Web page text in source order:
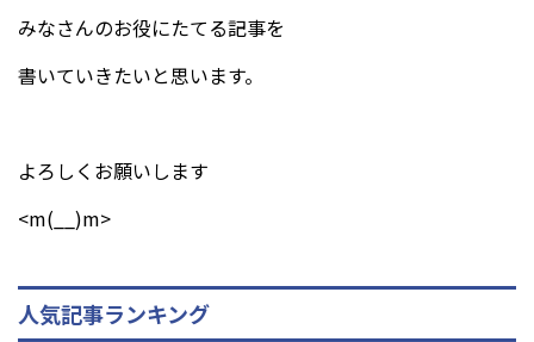
みなさんのお役にたてる記事を
書いていきたいと思います。
よろしくお願いします
<m(__)m>
人気記事ランキング